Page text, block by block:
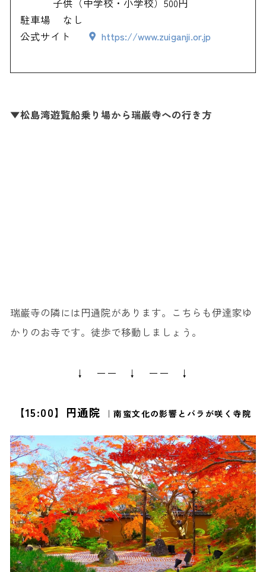
子供（中学校・小学校）500円
駐車場
なし
公式サイト
https://www.zuiganji.or.jp
▼松島湾遊覧船乗り場から瑞巌寺への行き方
瑞巌寺の隣には円通院があります。こちらも伊達家ゆ
かりのお寺です。徒歩で移動しましょう。
↓ ーー ↓ ーー ↓
【15:00】円通院 ｜南蛮文化の影響とバラが咲く寺院